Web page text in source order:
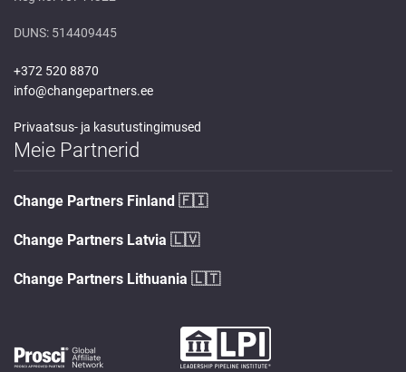
DUNS: 514409445
+372 520 8870
info@changepartners.ee
Privaatsus- ja kasutustingimused
Meie Partnerid
Change Partners Finland 🇫🇮
Change Partners Latvia 🇱🇻
Change Partners Lithuania 🇱🇹